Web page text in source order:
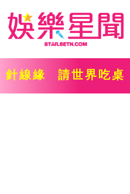
針線緣 請世界吃桌